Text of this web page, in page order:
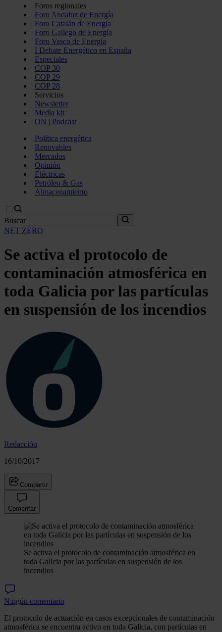
Foros regionales
Foro Andaluz de Energía
Foro Catalán de Energía
Foro Gallego de Energía
Foro Vasco de Energía
I Debate Energético en España
Especiales
COP 30
COP 29
COP 28
Servicios
Newsletter
Media kit
ON | Podcast
Política energética
Renovables
Mercados
Opinión
Eléctricas
Petróleo & Gas
Almacenamiento
Buscar
NET ZERO
Se activa el protocolo de
contaminación atmosférica en
toda Galicia por las partículas
en suspensión de los incendios
Redacción
16/10/2017
Compartir
Comentar
Se activa el protocolo de contaminación atmosférica en
toda Galicia por las partículas en suspensión de los
incendios
Ningún comentario
El protocolo de actuación en casos excepcionales de contaminación
atmosférica se encuentra activo en toda Galicia, con partículas en